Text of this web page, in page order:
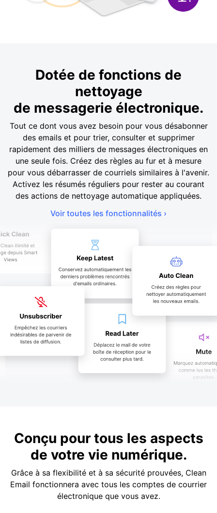
Dotée de fonctions de
nettoyage
de messagerie électronique.
Tout ce dont vous avez besoin pour vous désabonner
des emails et pour trier, consulter et supprimer
rapidement des milliers de messages électroniques en
une seule fois. Créez des règles au fur et à mesure
pour vous débarrasser de courriels similaires à l'avenir.
Activez les résumés réguliers pour rester au courant
des actions de nettoyage automatique appliquées.
Voir toutes les fonctionnalités ›
Conçu pour tous les aspects
de votre vie numérique.
Grâce à sa flexibilité et à sa sécurité prouvées, Clean
Email fonctionnera avec tous les comptes de courrier
électronique que vous avez.